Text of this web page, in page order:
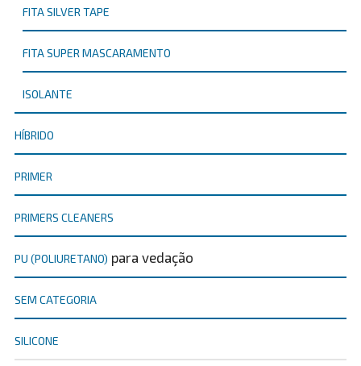
FITA SILVER TAPE
FITA SUPER MASCARAMENTO
ISOLANTE
HÍBRIDO
PRIMER
PRIMERS CLEANERS
PU (POLIURETANO) para vedação
SEM CATEGORIA
SILICONE